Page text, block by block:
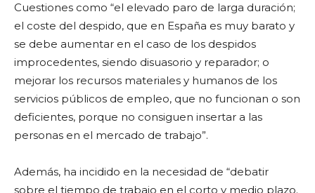
Cuestiones como “el elevado paro de larga duración;
el coste del despido, que en España es muy barato y
se debe aumentar en el caso de los despidos
improcedentes, siendo disuasorio y reparador; o
mejorar los recursos materiales y humanos de los
servicios públicos de empleo, que no funcionan o son
deficientes, porque no consiguen insertar a las
personas en el mercado de trabajo”.
Además, ha incidido en la necesidad de “debatir
sobre el tiempo de trabajo en el corto y medio plazo.